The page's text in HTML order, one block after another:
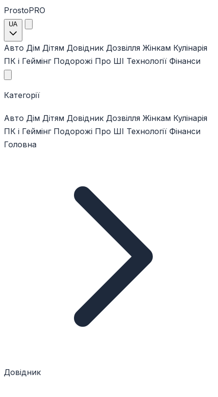
ProstoPRO
UA
Авто Дім Дітям Довідник Дозвілля Жінкам Кулінарія
ПК і Геймінг Подорожі Про ШІ Технології Фінанси
Категорії
Авто Дім Дітям Довідник Дозвілля Жінкам Кулінарія
ПК і Геймінг Подорожі Про ШІ Технології Фінанси
Головна
Довідник